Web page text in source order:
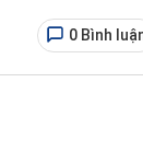
0 Bình